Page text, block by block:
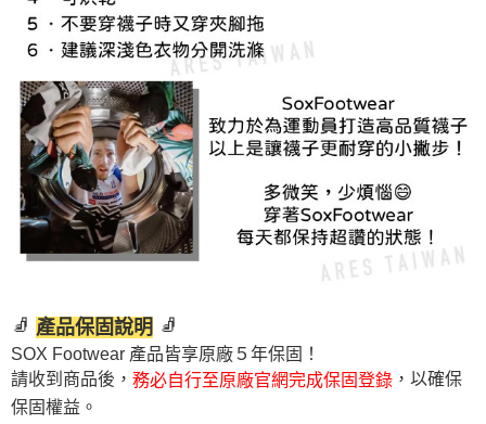
🧦 產品保固說明 🧦
SOX Footwear 產品皆享原廠５年保固！
請收到商品後， 務必自行至原廠官網完成保固登錄 ，以確保
保固權益。